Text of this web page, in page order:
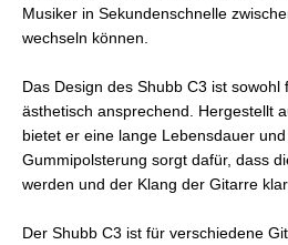
Musiker in Sekundenschnelle
wechseln können.
Das Design des Shubb C3 ist sowohl
ästhetisch ansprechend. Hergestellt
bietet er eine lange Lebensdauer
Gummipolsterung sorgt dafür, dass
werden und der Klang der Gitarre
Der Shubb C3 ist für verschiedene